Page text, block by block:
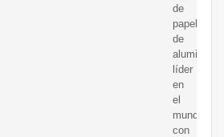
de
papel
de
aluminio
líder
en
el
mundo,
con